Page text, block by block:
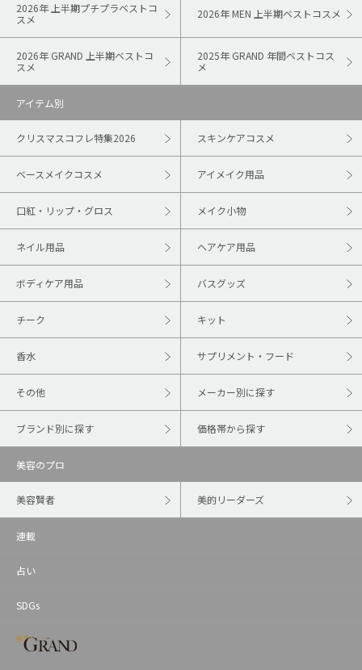
2026年 上半期プチプラベストコ
スメ
2026年 MEN 上半期ベストコスメ
2026年 GRAND 上半期ベストコ
スメ
2025年 GRAND 年間ベストコス
メ
アイテム別
クリスマスコフレ特集2026 スキンケアコスメ
ベースメイクコスメ アイメイク用品
口紅・リップ・グロス メイク小物
ネイル用品 ヘアケア用品
ボディケア用品 バスグッズ
チーク キット
香水 サプリメント・フード
その他 メーカー別に探す
ブランド別に探す 価格帯から探す
美容のプロ
美容賢者 美的リーダーズ
連載
占い
SDGs